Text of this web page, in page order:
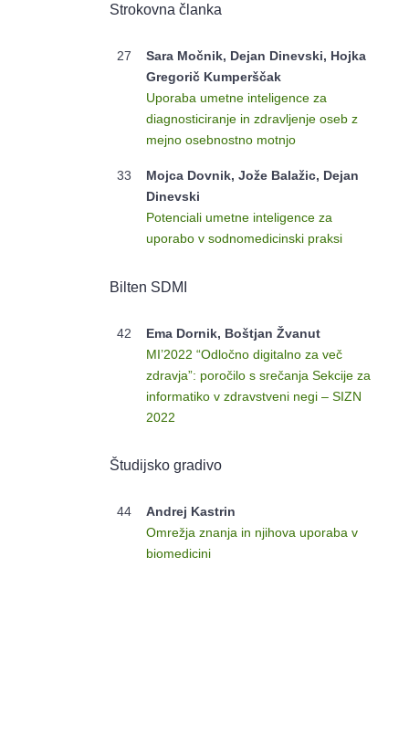
Strokovna članka
27
Sara Močnik, Dejan Dinevski, Hojka
Gregorič Kumperščak
Uporaba umetne inteligence za
diagnosticiranje in zdravljenje oseb z
mejno osebnostno motnjo
33
Mojca Dovnik, Jože Balažic, Dejan
Dinevski
Potenciali umetne inteligence za
uporabo v sodnomedicinski praksi
Bilten SDMI
42
Ema Dornik, Boštjan Žvanut
MI’2022 “Odločno digitalno za več
zdravja”: poročilo s srečanja Sekcije za
informatiko v zdravstveni negi – SIZN
2022
Študijsko gradivo
44
Andrej Kastrin
Omrežja znanja in njihova uporaba v
biomedicini